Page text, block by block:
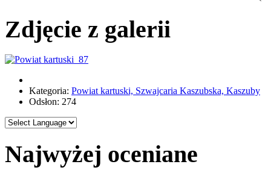
Zdjęcie z galerii
Kategoria: Powiat kartuski, Szwajcaria Kaszubska, Kaszuby
Odsłon: 274
Najwyżej oceniane